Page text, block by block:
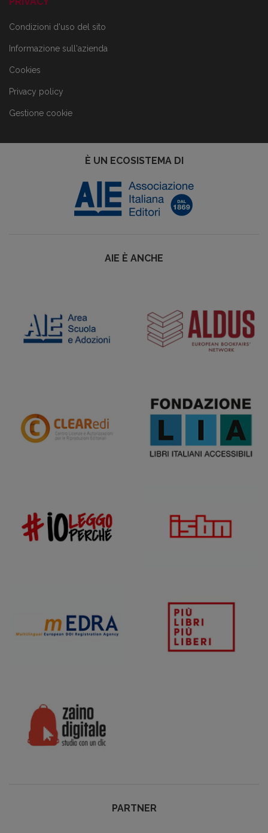
Condizioni d'uso del sito
Informazione sull'azienda
Cookies
Privacy policy
Gestione cookie
È UN ECOSISTEMA DI
AIE È ANCHE
PARTNER